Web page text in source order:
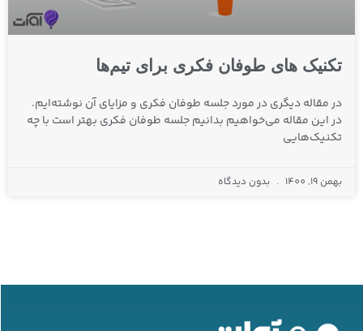
تکنیک های طوفان فکری برای تیم‌ها
در مقاله دیگری در مورد جلسه طوفان فکری و مزایای آن نوشته‌ایم.
در این مقاله می‌خواهیم بدانیم جلسه طوفان فکری بهتر است با چه
تکنیک‌هایی
بهمن 19, 1400 بدون دیدگاه